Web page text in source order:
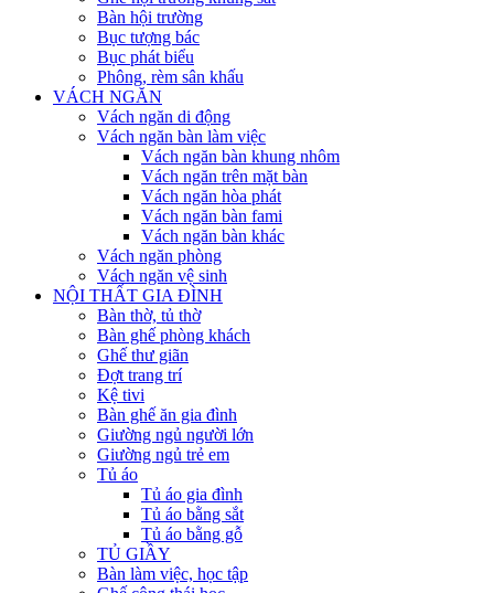
Bàn hội trường
Bục tượng bác
Bục phát biểu
Phông, rèm sân khấu
VÁCH NGĂN
Vách ngăn di động
Vách ngăn bàn làm việc
Vách ngăn bàn khung nhôm
Vách ngăn trên mặt bàn
Vách ngăn hòa phát
Vách ngăn bàn fami
Vách ngăn bàn khác
Vách ngăn phòng
Vách ngăn vệ sinh
NỘI THẤT GIA ĐÌNH
Bàn thờ, tủ thờ
Bàn ghế phòng khách
Ghế thư giãn
Đợt trang trí
Kệ tivi
Bàn ghế ăn gia đình
Giường ngủ người lớn
Giường ngủ trẻ em
Tủ áo
Tủ áo gia đình
Tủ áo bằng sắt
Tủ áo bằng gỗ
TỦ GIẦY
Bàn làm việc, học tập